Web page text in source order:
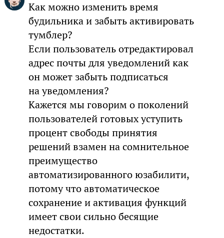
Как можно изменить время
будильника и забыть активировать
тумблер?
Если пользователь отредактировал
адрес почты для уведомлений как
он может забыть подписаться
на уведомления?
Кажется мы говорим о поколений
пользователей готовых уступить
процент свободы принятия
решений взамен на сомнительное
преимущество
автоматизированного юзабилити,
потому что автоматическое
сохранение и активация функций
имеет свои сильно бесящие
недостатки.